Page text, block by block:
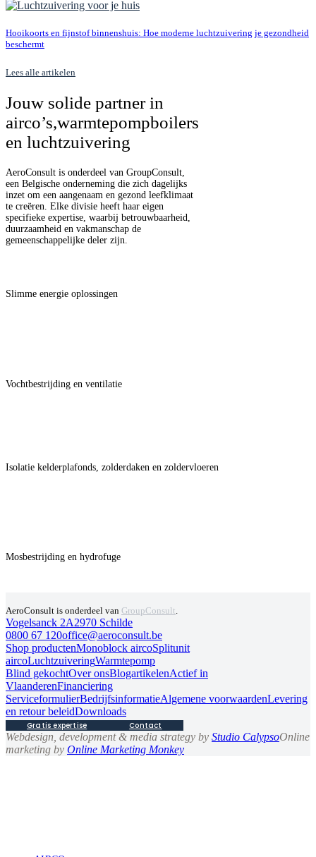
Hooikoorts en fijnstof binnenshuis: Hoe moderne luchtzuivering je gezondheid
beschermt
Lees alle artikelen
Jouw solide partner in
airco’s,warmtepompboilers
en luchtzuivering
AeroConsult is onderdeel van GroupConsult,
een Belgische onderneming die zich dagelijks
inzet om een aangenaam en gezond leefklimaat
te creëren. Elke divisie heeft haar eigen
specifieke expertise, waarbij betrouwbaarheid,
duurzaamheid en vakmanschap de
gemeenschappelijke deler zijn.
Slimme energie oplossingen
Vochtbestrijding en ventilatie
Isolatie kelderplafonds, zolderdaken en zoldervloeren
Mosbestrijding en hydrofuge
AeroConsult is onderdeel van GroupConsult
Vogelsanck 2A2970 Schilde
0800 67 120office@aeroconsult.be
Shop productenMonoblock aircoSplitunit
aircoLuchtzuiveringWarmtepomp
Blind gekochtOver onsBlogartikelenActief in
VlaanderenFinanciering
ServiceformulierBedrijfsinformatieAlgemene voorwaardenLevering
en retour beleidDownloads
Gratis expertise Contact
Webdesign, development & media strategy by Studio CalypsoOnline
marketing by Online Marketing Monkey